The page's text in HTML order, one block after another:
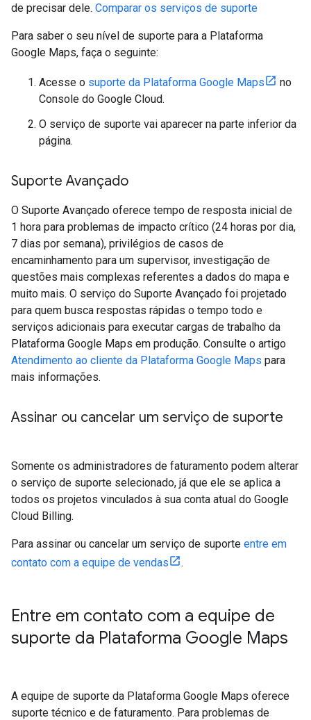
de precisar dele. Comparar os serviços de suporte
Para saber o seu nível de suporte para a Plataforma
Google Maps, faça o seguinte:
Acesse o suporte da Plataforma Google Maps
no
Console do Google Cloud.
O serviço de suporte vai aparecer na parte inferior da
página.
Suporte Avançado
O Suporte Avançado oferece tempo de resposta inicial de
1 hora para problemas de impacto crítico (24 horas por dia,
7 dias por semana), privilégios de casos de
encaminhamento para um supervisor, investigação de
questões mais complexas referentes a dados do mapa e
muito mais. O serviço do Suporte Avançado foi projetado
para quem busca respostas rápidas o tempo todo e
serviços adicionais para executar cargas de trabalho da
Plataforma Google Maps em produção. Consulte o artigo
Atendimento ao cliente da Plataforma Google Maps para
mais informações.
Assinar ou cancelar um serviço de suporte
Somente os administradores de faturamento podem alterar
o serviço de suporte selecionado, já que ele se aplica a
todos os projetos vinculados à sua conta atual do Google
Cloud Billing.
Para assinar ou cancelar um serviço de suporte entre em
contato com a equipe de vendas
.
Entre em contato com a equipe de
suporte da Plataforma Google Maps
A equipe de suporte da Plataforma Google Maps oferece
suporte técnico e de faturamento. Para problemas de